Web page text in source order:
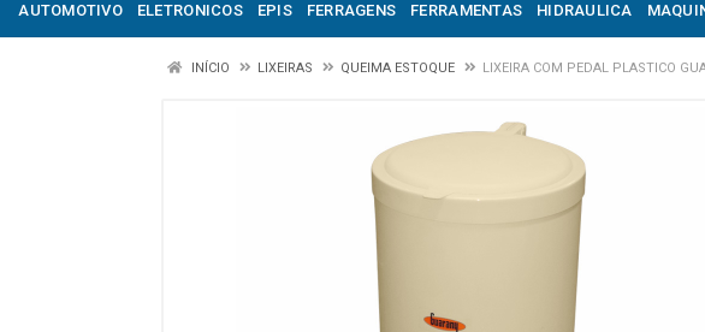
AUTOMOTIVO ELETRONICOS EPIS FERRAGENS FERRAMENTAS HIDRAULICA
INÍCIO LIXEIRAS QUEIMA ESTOQUE LIXEIRA COM PEDAL PLASTICO